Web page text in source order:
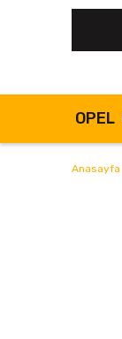
OPEL
Anasayfa